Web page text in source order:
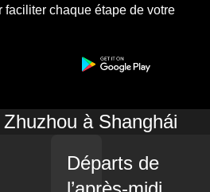
faciliter chaque étape de votre
à Shanghái
Départs de